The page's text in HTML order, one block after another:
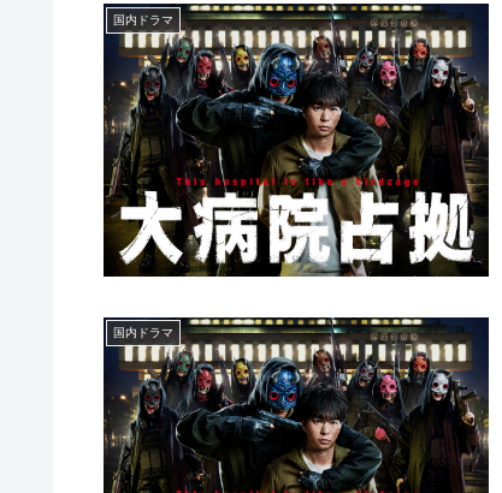
国内ドラマ
国内ドラマ